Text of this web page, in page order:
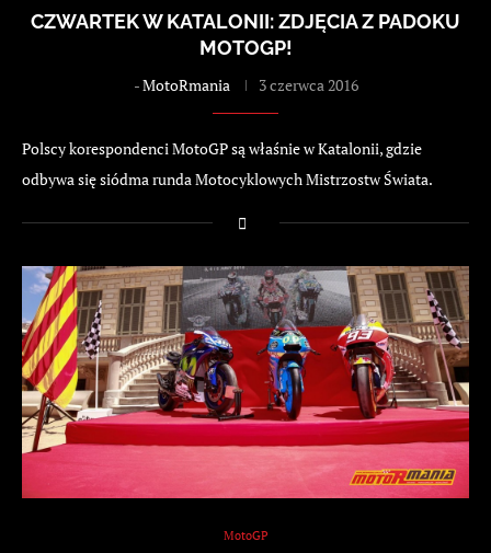
CZWARTEK W KATALONII: ZDJĘCIA Z PADOKU
MOTOGP!
-MotoRmania 3 czerwca 2016
Polscy korespondenci MotoGP są właśnie w Katalonii, gdzie
odbywa się siódma runda Motocyklowych Mistrzostw Świata.
MotoGP